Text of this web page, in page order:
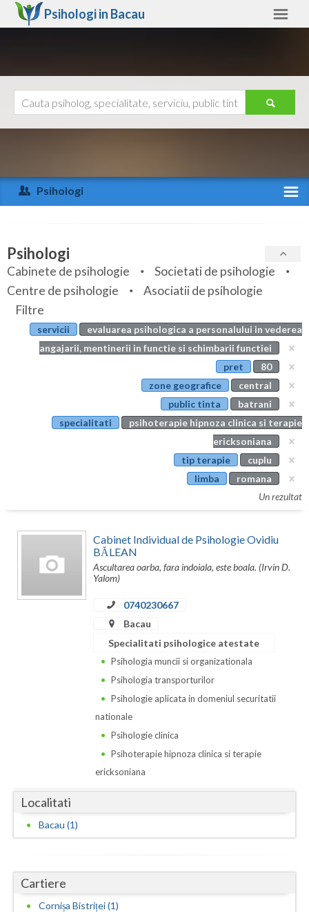
Psihologi in Bacau
Arad
Arges
Bihor
Bistrita-Nasaud
Botosani
Braila
Cluj
Constanta
Covasna
Dambovita
Iasi
Maramures
Mehedinti
Ajutor
Psihologi
Specialitati
Servicii
Articole
Evenimente
Psihologi
Cabinete de psihologie
Societati de psihologie
Centre de psihologie
Asociatii de psihologie
Filtre
servicii
evaluarea psihologica a personalului in vederea
angajarii, mentinerii in functie si schimbarii functiei
pret
80
zone geografice
central
public tinta
batrani
specialitati
psihoterapie hipnoza clinica si terapie
ericksoniana
tip terapie
cuplu
limba
romana
Un rezultat
Cabinet Individual de Psihologie Ovidiu
BĂLEAN
Ascultarea oarba, fara indoiala, este boala. (Irvin D.
Yalom)
0740230667
Bacau
Specialitati psihologice atestate
Psihologia muncii si organizationala
Psihologia transporturilor
Psihologie aplicata in domeniul securitatii
nationale
Psihologie clinica
Psihoterapie hipnoza clinica si terapie
ericksoniana
Localitati
Bacau (1)
Cartiere
Cornișa Bistriței (1)